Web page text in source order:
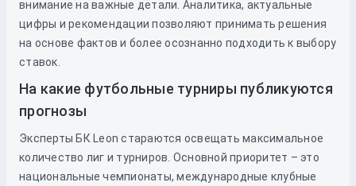
внимание на важные детали. Аналитика, актуальные
цифры и рекомендации позволяют принимать решения
на основе фактов и более осознанно подходить к выбору
ставок.
На какие футбольные турниры публикуются
прогнозы
Эксперты БК Leon стараются освещать максимальное
количество лиг и турниров. Основной приоритет – это
национальные чемпионаты, международные клубные